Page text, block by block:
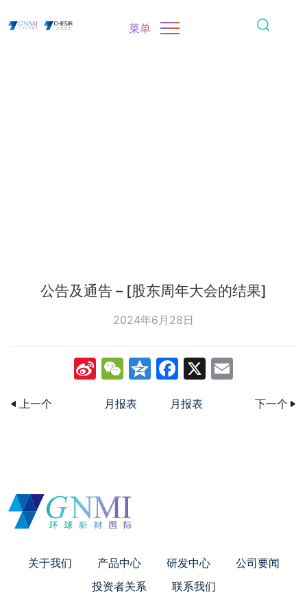
菜单
公告及通告 – [股东周年大会的结果]
2024年6月28日
SinaWeChat
Qzone
Facebook
X
上一个 月报表 月报表 下一个
关于我们 产品中心 研发中心
公司要闻
投资者关系
联系我们